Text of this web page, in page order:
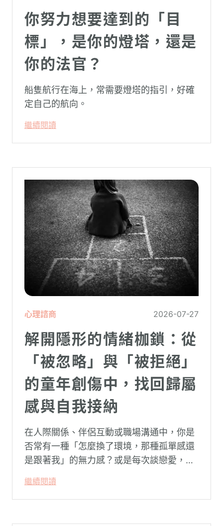
你努力想要達到的「目
標」，是你的燈塔，還是
你的法官？
船隻航行在海上，常需要燈塔的指引，好確
定自己的航向。
繼續閱讀
心理諮商 2026-07-27
解開隱形的情緒枷鎖：從
「被忽略」與「被拒絕」
的童年創傷中，找回歸屬
感與自我接納
在人際關係、伴侶互動或職場溝通中，你是
否常有一種「怎麼換了環境，那種孤單感還
是跟著我」的無力感？或是每次談戀愛，總
卻演變成兩敗俱傷？
繼續閱讀